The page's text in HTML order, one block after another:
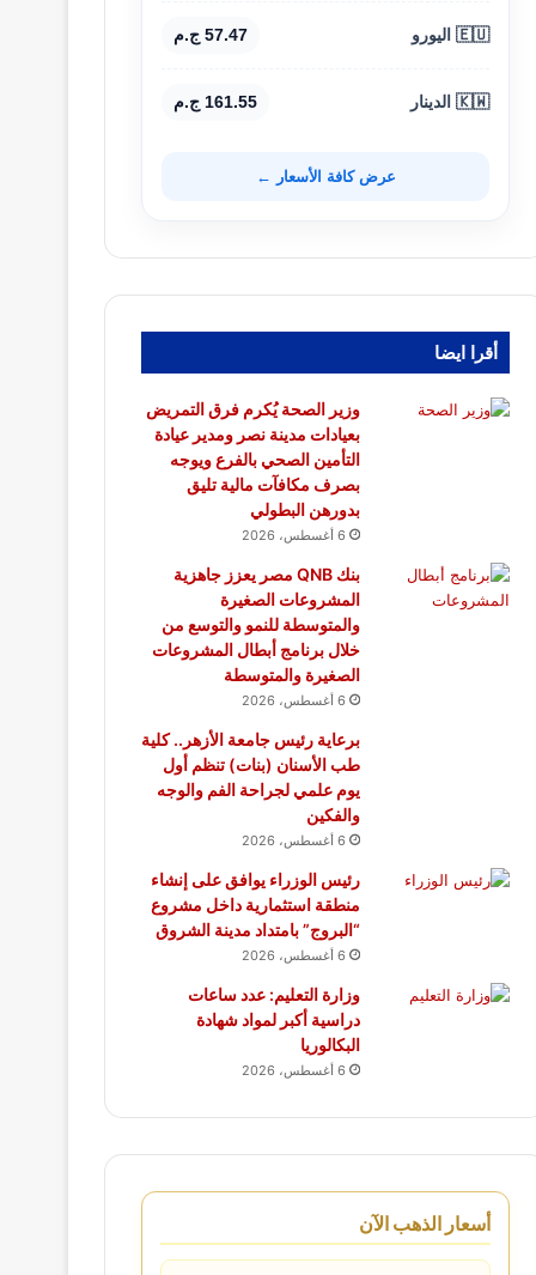
🇪🇺 اليورو 57.47 ج.م
🇰🇼 الدينار 161.55 ج.م
عرض كافة الأسعار ←
أقرا ايضا
وزير الصحة يُكرم فرق التمريض
بعيادات مدينة نصر ومدير عيادة
التأمين الصحي بالفرع ويوجه
بصرف مكافآت مالية تليق
بدورهن البطولي
6 أغسطس، 2026
بنك QNB مصر يعزز جاهزية
المشروعات الصغيرة
والمتوسطة للنمو والتوسع من
خلال برنامج أبطال المشروعات
الصغيرة والمتوسطة
6 أغسطس، 2026
برعاية رئيس جامعة الأزهر.. كلية
طب الأسنان (بنات) تنظم أول
يوم علمي لجراحة الفم والوجه
والفكين
6 أغسطس، 2026
رئيس الوزراء يوافق على إنشاء
منطقة استثمارية داخل مشروع
“البروج” بامتداد مدينة الشروق
6 أغسطس، 2026
وزارة التعليم: عدد ساعات
دراسية أكبر لمواد شهادة
البكالوريا
6 أغسطس، 2026
أسعار الذهب الآن